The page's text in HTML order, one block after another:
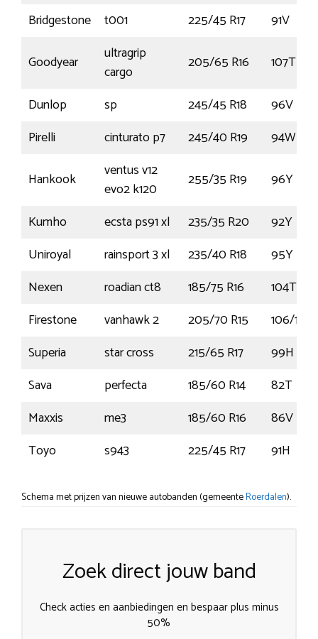
Bridgestone
t001 225/45 R17
91V
Goodyear
ultragrip
cargo
205/65 R16
107T
Dunlop
sp 245/45 R18
96V
Pirelli
cinturato p7 245/40 R19
94W
Hankook
ventus v12
evo2 k120
255/35 R19
96Y
Kumho
ecsta ps91 xl 235/35 R20
92Y
Uniroyal
rainsport 3 xl 235/40 R18
95Y
Nexen
roadian ct8 185/75 R16
104T
Firestone
vanhawk 2 205/70 R15
106/
Superia
star cross 215/65 R17
99H
Sava
perfecta 185/60 R14
82T
Maxxis
me3 185/60 R16
86V
Toyo
s943 225/45 R17 91H
Schema met prijzen van nieuwe autobanden (gemeenteRoerdalen).
Zoek direct jouw band
Check acties en aanbiedingen en bespaar plus minus
50%